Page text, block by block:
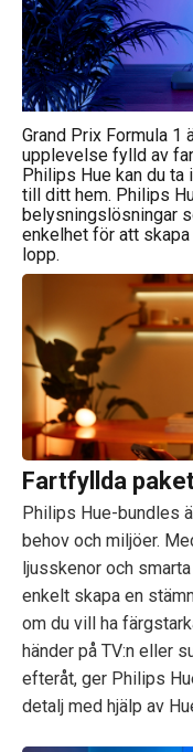
Grand Prix Formula 1
upplevelse fylld av
Philips Hue kan du
till ditt hem. Philips
belysningslösningar
enkelhet för att
lopp.
Fartfyllda
Philips Hue-bundles
behov och miljöer.
ljusskenor och
enkelt skapa en
om du vill ha
händer på TV:n eller
efteråt, ger Philips
detalj med hjälp av